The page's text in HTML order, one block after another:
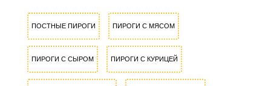
ПОСТНЫЕ ПИРОГИ ПИРОГИ С МЯСОМ
ПИРОГИ С СЫРОМ ПИРОГИ С КУРИЦЕЙ